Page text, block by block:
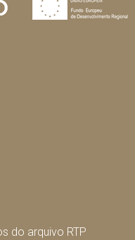
do arquivo RTP